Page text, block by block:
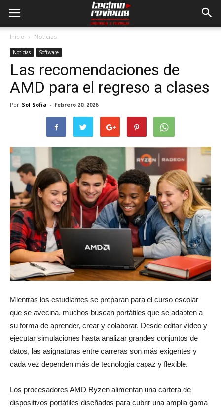
Inicio Noticias
Noticias Software
Las recomendaciones de
AMD para el regreso a clases
Por Sol Sofia - febrero 20, 2026
Mientras los estudiantes se preparan para el curso escolar
que se avecina, muchos buscan portátiles que se adapten a
su forma de aprender, crear y colaborar. Desde editar vídeo y
ejecutar simulaciones hasta analizar grandes conjuntos de
datos, las asignaturas entre carreras son más exigentes y
cada vez dependen más de tecnología capaz y flexible.
Los procesadores AMD Ryzen alimentan una cartera de
dispositivos portátiles diseñados para cubrir una amplia gama